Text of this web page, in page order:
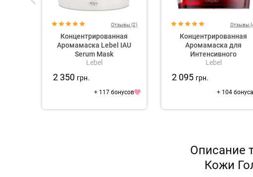
Отзывы (2)
Концентрированная
Аромамаска Lebel IAU
Serum Mask
Lebel
2 350 грн.
+ 117 бонусов
Отзывы
Концентрированная
Аромамаска для
Интенсивного
Восстановления Lebel IAU
Lebel
2 095 грн.
+ 104 бонуса
Описание
Кожи